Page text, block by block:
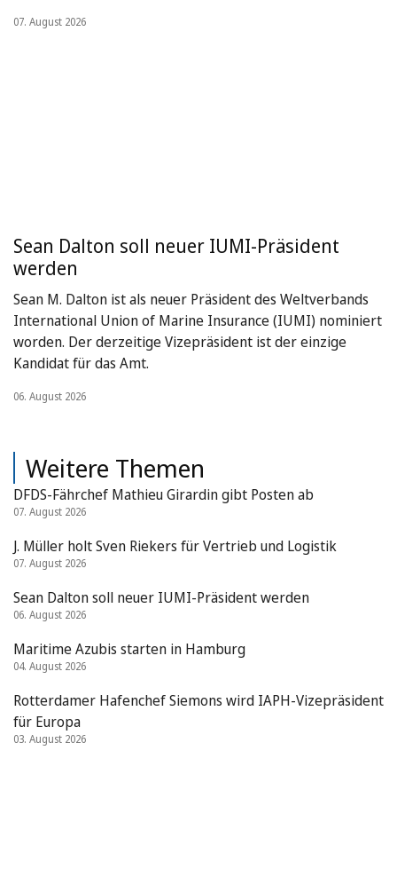
07. August 2026
Sean Dalton soll neuer IUMI-Präsident
werden
Sean M. Dalton ist als neuer Präsident des Weltverbands
International Union of Marine Insurance (IUMI) nominiert
worden. Der derzeitige Vizepräsident ist der einzige
Kandidat für das Amt.
06. August 2026
Weitere Themen
DFDS-Fährchef Mathieu Girardin gibt Posten ab
07. August 2026
J. Müller holt Sven Riekers für Vertrieb und Logistik
07. August 2026
Sean Dalton soll neuer IUMI-Präsident werden
06. August 2026
Maritime Azubis starten in Hamburg
04. August 2026
Rotterdamer Hafenchef Siemons wird IAPH-Vizepräsident
für Europa
03. August 2026